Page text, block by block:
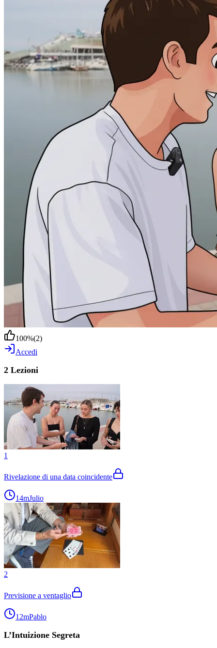
100%(2)
Accedi
2 Lezioni
1
Rivelazione di una data coincidente
14mJulio
2
Previsione a ventaglio
12mPablo
L’Intuizione Segreta